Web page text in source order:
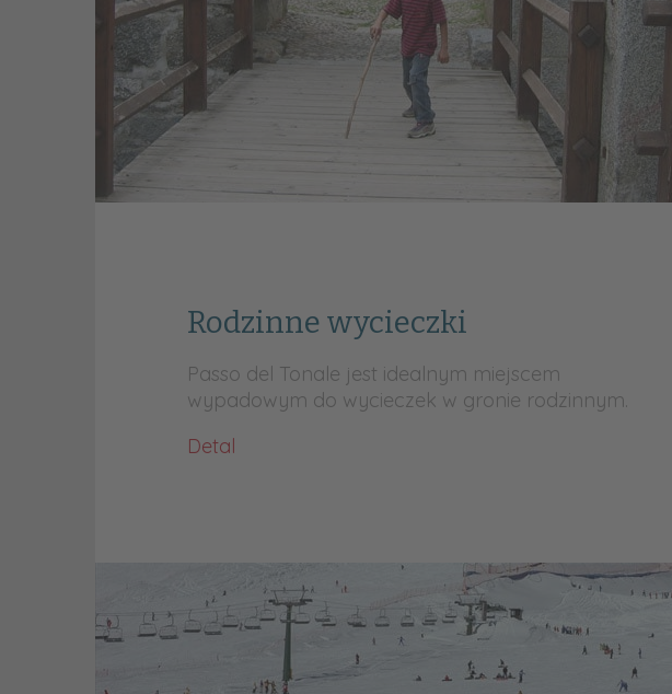
Rodzinne wycieczki
Passo del Tonale jest idealnym miejscem
wypadowym do wycieczek w gronie rodzinnym.
Detal